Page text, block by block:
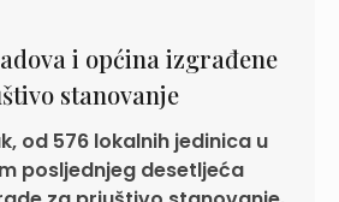
i općina izgrađene
stanovanje
od 576 lokalnih jedinica u
posljednjeg desetljeća